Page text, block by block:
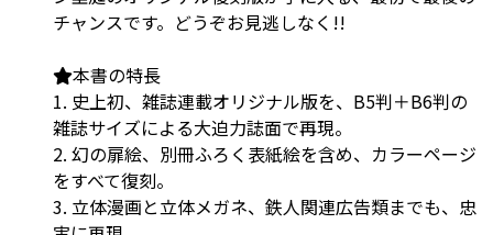
チャンスです。どうぞお見逃しなく!!
本書の特長
1. 史上初、雑誌連載オリジナル版を、B5判＋B6判の
雑誌サイズによる大迫力誌面で再現。
2. 幻の扉絵、別冊ふろく表紙絵を含め、カラーページ
をすべて復刻。
3. 立体漫画と立体メガネ、鉄人関連広告類までも、忠